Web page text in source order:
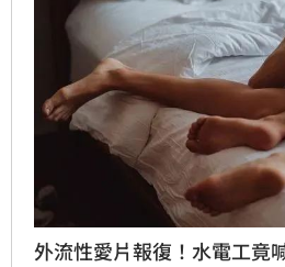
外流性愛片報復！水電工竟